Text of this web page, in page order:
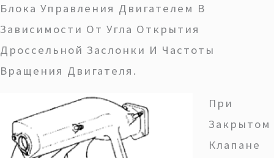
Блока Управления Двигателем В
Зависимости От Угла Открытия
Дроссельной Заслонки И Частоты
Вращения Двигателя.
При
Закрытом
Клапане